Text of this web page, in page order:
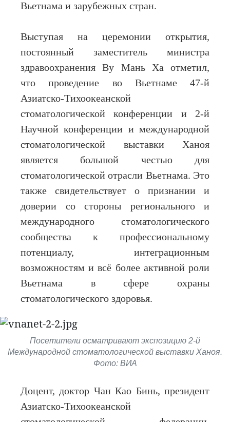
Вьетнама и зарубежных стран.
Выступая на церемонии открытия,
постоянный заместитель министра
здравоохранения Ву Мань Ха отметил,
что проведение во Вьетнаме 47-й
Азиатско-Тихоокеанской
стоматологической конференции и 2-й
Научной конференции и международной
стоматологической выставки Ханоя
является большой честью для
стоматологической отрасли Вьетнама. Это
также свидетельствует о признании и
доверии со стороны регионального и
международного стоматологического
сообщества к профессиональному
потенциалу, интеграционным
возможностям и всё более активной роли
Вьетнама в сфере охраны
стоматологического здоровья.
Посетители осматривают экспозицию 2-й
Международной стоматологической выставки Ханоя.
Фото: ВИА
Доцент, доктор Чан Као Бинь, президент
Азиатско-Тихоокеанской